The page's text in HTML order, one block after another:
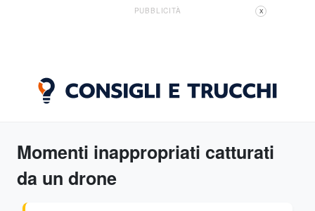
PUBBLICITÀ X
Momenti inappropriati catturati
da un drone